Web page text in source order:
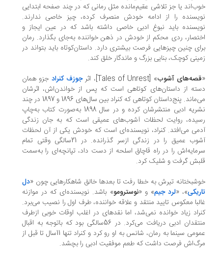
یا جز تلاشی عقیم‌مانده مثل رمانی که در چند صفحه ابتدایی
را از ادامه خودش منصرف کرده‌، چیز خاصی ندارند.
باید نبوغ ادبی خاصی داشته باشد که در عین ایجاز و
ردی محکم از خودش در ذهن خواننده به‌جای بگذارد. رمان
چنین چیزهایی فرصت بیشتری دارد. داستان‌کوتاه باید بتواند در
کوچک، بنایی بزرگ و ماندگار خلق کند.
آشوب » [Tales of Unrest]، اثر جوزف کنرادجزو همان
از داستان‌های کوتاهی است که پس از خواندن‌اش، اثرشان
می‌ماند. پنج‌داستان کوتاهی که کنراد بین سال‌های 1896 و 1897 در چند
نشریه ادبی منتشرشان کرده و در سال 1898 به‌صورت کتاب به‌چاپ
روایت لحظات آشوب‌های عمیقی است که به جان زندگی
می‌افتد. کنراد، نویسنده‌ای است که خودش یکی از آن لحظات
آشوب عمیق را در زندگی ازسر گذرانده. در 21سالگی وقتی تمام
را در راه قاچاق اسلحه از دست داد، تپانچه‌ای را به‌سمت
گرفت و شلیک کرد.
تیرش به‌ خطا رفت تا بعدها خالق شاهکارهایی چون « دل
»، «لرد جیم» و «نوسترومو» باشد. نویسنده‌ای که در موازنه
معکوس تایید منتقد و علاقه‌ خواننده، طرف اول را نصیب می‌برد.
زیاد خوانده نمی‌شد، اما نقدهای در اغلب اوقات خوبی ازطرف
منتقدان ادبی دریافت می‌کرد. در 56سالگی بود که باتوجه به اقبال
عمومی سینما به رمان‌، شانس به او رو کرد و کنراد تنها 11سال تا قبل از
فرصت داشت که طعم موفقیت ادبی را بچشد.